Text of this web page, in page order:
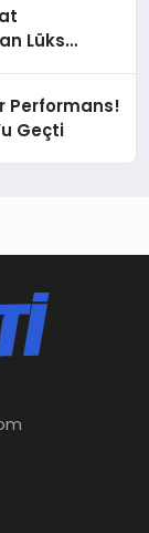
Lüks
Performans!
Geçti